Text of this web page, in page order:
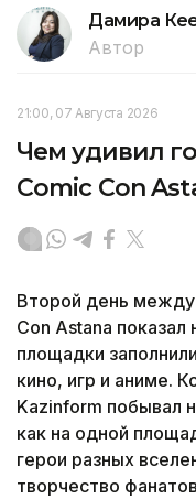
Дамира
Автор
21:00, 07 Августа 2026
Чем удивил
Comic Con
Второй день
Con Astana
площадки
кино, игр и аниме.
Kazinform побывал
как на одной
герои разных
творчество